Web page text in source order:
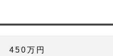
450万円